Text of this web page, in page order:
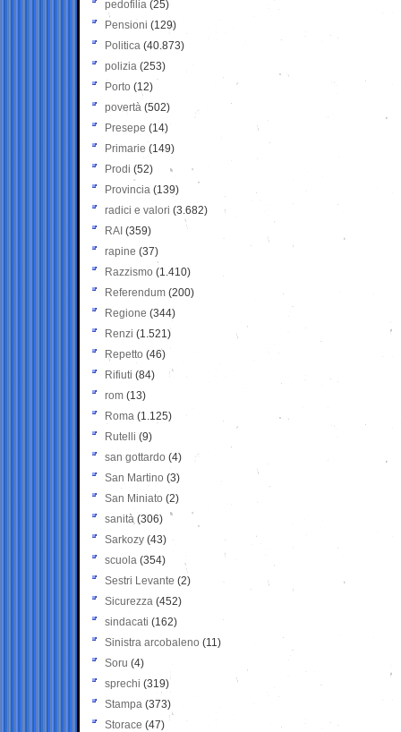
pedofilia (25)
Pensioni (129)
Politica (40.873)
polizia (253)
Porto (12)
povertà (502)
Presepe (14)
Primarie (149)
Prodi (52)
Provincia (139)
radici e valori (3.682)
RAI (359)
rapine (37)
Razzismo (1.410)
Referendum (200)
Regione (344)
Renzi (1.521)
Repetto (46)
Rifiuti (84)
rom (13)
Roma (1.125)
Rutelli (9)
san gottardo (4)
San Martino (3)
San Miniato (2)
sanità (306)
Sarkozy (43)
scuola (354)
Sestri Levante (2)
Sicurezza (452)
sindacati (162)
Sinistra arcobaleno (11)
Soru (4)
sprechi (319)
Stampa (373)
Storace (47)